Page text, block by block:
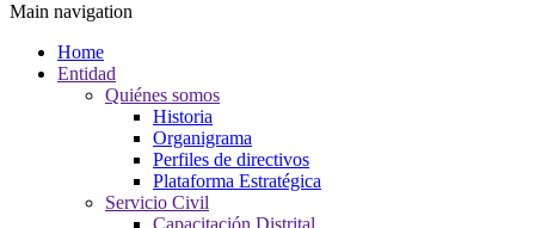
Main navigation
Home
Entidad
Quiénes somos
Historia
Organigrama
Perfiles de directivos
Plataforma Estratégica
Servicio Civil
Capacitación Distrital